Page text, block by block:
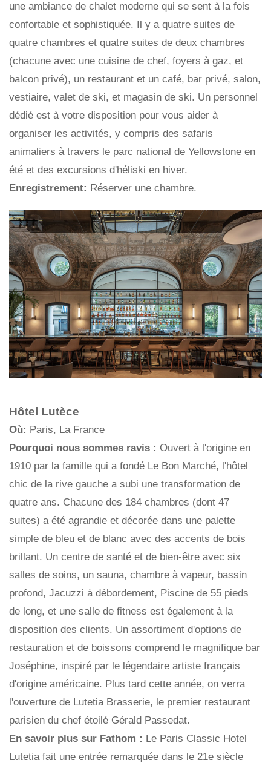
une ambiance de chalet moderne qui se sent à la fois
confortable et sophistiquée. Il y a quatre suites de
quatre chambres et quatre suites de deux chambres
(chacune avec une cuisine de chef, foyers à gaz, et
balcon privé), un restaurant et un café, bar privé, salon,
vestiaire, valet de ski, et magasin de ski. Un personnel
dédié est à votre disposition pour vous aider à
organiser les activités, y compris des safaris
animaliers à travers le parc national de Yellowstone en
été et des excursions d'héliski en hiver.
Enregistrement: Réserver une chambre.
Hôtel Lutèce
Où: Paris, La France
Pourquoi nous sommes ravis : Ouvert à l'origine en
1910 par la famille qui a fondé Le Bon Marché, l'hôtel
chic de la rive gauche a subi une transformation de
quatre ans. Chacune des 184 chambres (dont 47
suites) a été agrandie et décorée dans une palette
simple de bleu et de blanc avec des accents de bois
brillant. Un centre de santé et de bien-être avec six
salles de soins, un sauna, chambre à vapeur, bassin
profond, Jacuzzi à débordement, Piscine de 55 pieds
de long, et une salle de fitness est également à la
disposition des clients. Un assortiment d'options de
restauration et de boissons comprend le magnifique bar
Joséphine, inspiré par le légendaire artiste français
d'origine américaine. Plus tard cette année, on verra
l'ouverture de Lutetia Brasserie, le premier restaurant
parisien du chef étoilé Gérald Passedat.
En savoir plus sur Fathom : Le Paris Classic Hotel
Lutetia fait une entrée remarquée dans le 21e siècle